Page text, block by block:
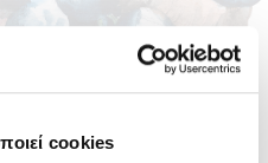
cookies